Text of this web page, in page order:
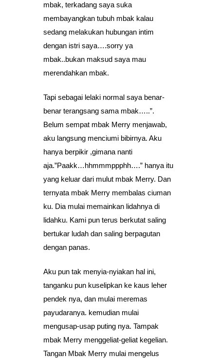
mbak, terkadang saya suka
membayangkan tubuh mbak kalau
sedang melakukan hubungan intim
dengan istri saya….sorry ya
mbak..bukan maksud saya mau
merendahkan mbak.
Tapi sebagai lelaki normal saya benar-
benar terangsang sama mbak…..”.
Belum sempat mbak Merry menjawab,
aku langsung menciumi bibirnya. Aku
hanya berpikir ,gimana nanti
aja.”Paakk…hhmmmppphh….” hanya itu
yang keluar dari mulut mbak Merry. Dan
ternyata mbak Merry membalas ciuman
ku. Dia mulai memainkan lidahnya di
lidahku. Kami pun terus berkutat saling
bertukar ludah dan saling berpagutan
dengan panas.
Aku pun tak menyia-nyiakan hal ini,
tanganku pun kuselipkan ke kaus leher
pendek nya, dan mulai meremas
payudaranya. kemudian mulai
mengusap-usap puting nya. Tampak
mbak Merry menggeliat-geliat kegelian.
Tangan Mbak Merry mulai mengelus